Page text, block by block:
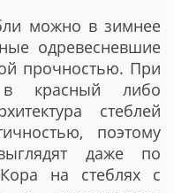
можно в зимнее
одревесневшие
прочностью. При
красный либо
стеблей
поэтому
даже по
на стеблях с